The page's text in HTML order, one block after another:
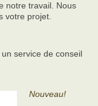
notre travail. Nous
votre projet.
service de conseil
Nouveau!